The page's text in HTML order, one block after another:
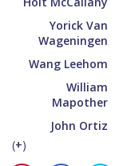
Yorick Van
Wageningen
Wang Leehom
William
Mapother
John Ortiz
(+)